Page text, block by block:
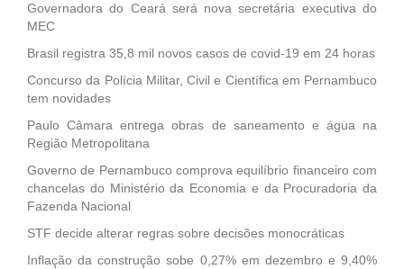
Governadora do Ceará será nova secretária executiva do
MEC
Brasil registra 35,8 mil novos casos de covid-19 em 24 horas
Concurso da Polícia Militar, Civil e Científica em Pernambuco
tem novidades
Paulo Câmara entrega obras de saneamento e água na
Região Metropolitana
Governo de Pernambuco comprova equilíbrio financeiro com
chancelas do Ministério da Economia e da Procuradoria da
Fazenda Nacional
STF decide alterar regras sobre decisões monocráticas
Inflação da construção sobe 0,27% em dezembro e 9,40%